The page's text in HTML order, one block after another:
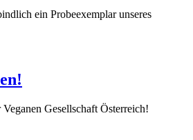
ein Probeexemplar unseres
Gesellschaft Österreich!